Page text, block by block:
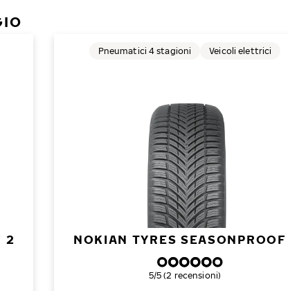
2 NOKIAN TYRES SEASONPROOF
Pneumatici 4 stagioni Veicoli elettrici
Valutazione complessiva
5/5 (2 recensioni)